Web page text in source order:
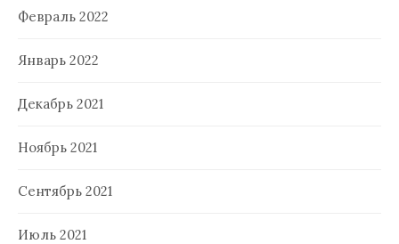
Февраль 2022
Январь 2022
Декабрь 2021
Ноябрь 2021
Сентябрь 2021
Июль 2021